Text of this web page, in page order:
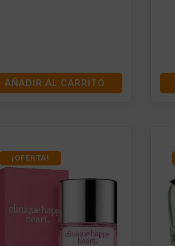
AÑADIR AL CARRITO
¡OFERTA!